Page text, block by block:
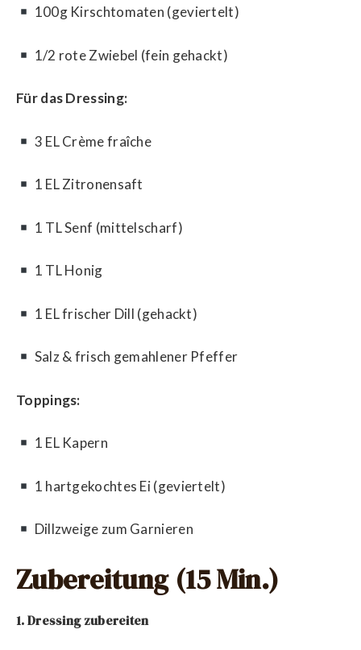
100g Kirschtomaten (geviertelt)
1/2 rote Zwiebel (fein gehackt)
Für das Dressing:
3 EL Crème fraîche
1 EL Zitronensaft
1 TL Senf (mittelscharf)
1 TL Honig
1 EL frischer Dill (gehackt)
Salz & frisch gemahlener Pfeffer
Toppings:
1 EL Kapern
1 hartgekochtes Ei (geviertelt)
Dillzweige zum Garnieren
Zubereitung (15 Min.)
1. Dressing zubereiten